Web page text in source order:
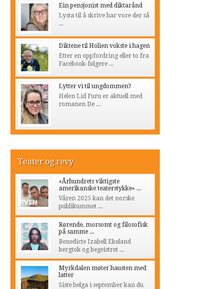
Ein pensjonist med diktarånd
Lysta til å skrive har vore der så
...
Diktene til Holien vokste i hagen
Etter en oppfordring eller to fra
Facebook-følgere ...
Lytter vi til ungdommen?
Helen Lid Furu er aktuell med
romanen De ...
Teater og revy
«Århundrets viktigste
amerikanske teaterstykke» ...
Våren 2025 kan det norske
publikummet ...
Rørende, morsomt og filosofisk
på samme ...
Benedicte Izabell Ekeland
bergtok og begeistret ...
Myrkdalen møter hausten med
latter
Siste helga i september kan du